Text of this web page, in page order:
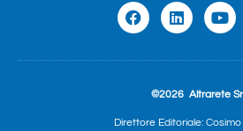
©2026 Altrarete
Direttore Editoriale: